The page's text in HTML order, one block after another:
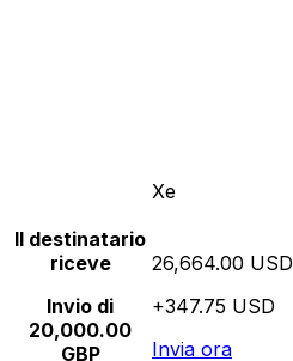
Xe
Il destinatario
riceve
Invio di
20,000.00
GBP
26,664.00 USD
+347.75 USD
Invia ora